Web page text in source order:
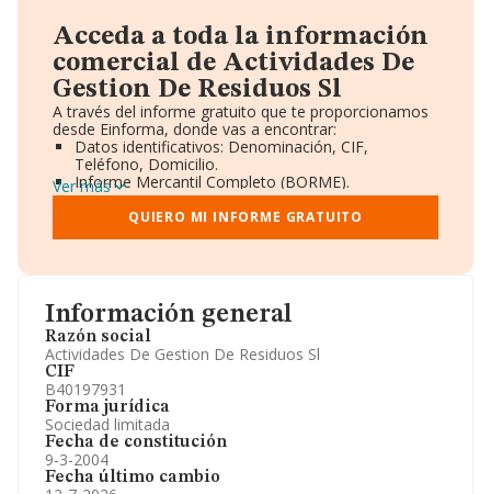
Información general
Razón social
Actividades De Gestion De Residuos Sl
CIF
B40197931
Forma jurídica
Sociedad limitada
Fecha de constitución
9-3-2004
Fecha último cambio
Acceda a toda la información
comercial de Actividades De
Gestion De Residuos Sl
A través del informe gratuito que te proporcionamos
desde Einforma, donde vas a encontrar:
Datos identificativos: Denominación, CIF,
Teléfono, Domicilio.
Informe Mercantil Completo (BORME).
Gráficos de Evolución Ventas y Empleados.
Consejo de Administración y Administradores.
Directivos y Ejecutivos.
Información oficial y registral complementaria.
Ver más
QUIERO MI INFORME GRATUITO